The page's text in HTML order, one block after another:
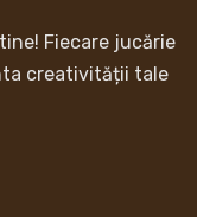
Fiecare jucărie
creativității tale